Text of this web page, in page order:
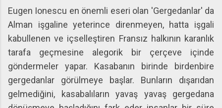
Eugen Ionescu en önemli eseri olan 'Gergedanlar' da
Alman işgaline yeterince direnmeyen, hatta işgali
kabullenen ve içselleştiren Fransız halkının karanlık
tarafa geçmesine alegorik bir çerçeve içinde
göndermeler yapar. Kasabanın birinde birdenbire
gergedanlar görülmeye başlar. Bunların dışarıdan
gelmediğini, kasabalıların yavaş yavaş gergedana